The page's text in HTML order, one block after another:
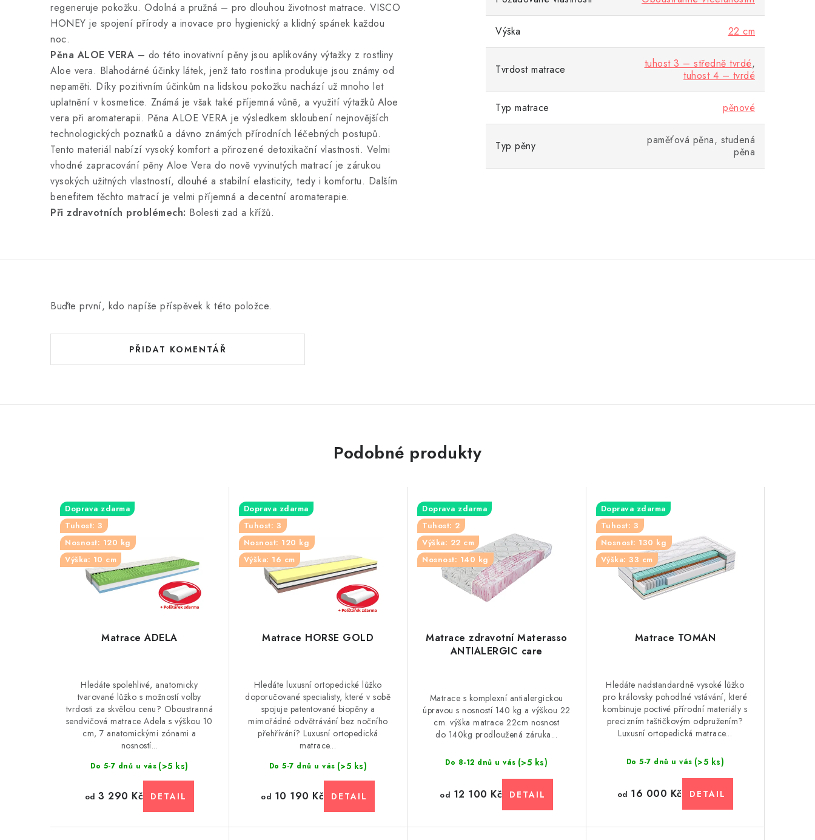
regeneruje pokožku. Odolná a pružná – pro dlouhou životnost matrace. VISCO
HONEY je spojení přírody a inovace pro hygienický a klidný spánek každou
noc.
Pěna ALOE VERA – do této inovativní pěny jsou aplikovány výtažky z rostliny
Aloe vera. Blahodárné účinky látek, jenž tato rostlina produkuje jsou známy od
nepaměti. Díky pozitivním účinkům na lidskou pokožku nachází už mnoho let
uplatnění v kosmetice. Známá je však také příjemná vůně, a využití výtažků Aloe
vera při aromaterapii. Pěna ALOE VERA je výsledkem skloubení nejnovějších
technologických poznatků a dávno známých přírodních léčebných postupů.
Tento materiál nabízí vysoký komfort a přirozené detoxikační vlastnosti. Velmi
vhodné zapracování pěny Aloe Vera do nově vyvinutých matrací je zárukou
vysokých užitných vlastností, dlouhé a stabilní elasticity, tedy i komfortu. Dalším
benefitem těchto matrací je velmi příjemná a decentní aromaterapie.
Při zdravotních problémech: Bolesti zad a křížů.
Výška 22 cm
Tvrdost matrace tuhost 3 – středně tvrdé,
tuhost 4 – tvrdé
Typ matrace pěnové
Typ pěny
paměťová pěna, studená
pěna
Buďte první, kdo napíše příspěvek k této položce.
PŘIDAT KOMENTÁŘ
Podobné produkty
Matrace ADELA
Doprava zdarma
Tuhost: 3
Nosnost: 120 kg
Výška: 10 cm
Do 5-7 dnů u vás (>5 ks)
od 3 290 Kč
Hledáte spolehlivé, anatomicky
tvarované lůžko s možností volby
tvrdosti za skvělou cenu? Oboustranná
sendvičová matrace Adela s výškou 10
cm, 7 anatomickými zónami a
nosností...
Matrace HORSE GOLD
Doprava zdarma
Tuhost: 3
Nosnost: 120 kg
Výška: 16 cm
Do 5-7 dnů u vás (>5 ks)
od 10 190 Kč
Hledáte luxusní ortopedické lůžko
doporučované specialisty, které v sobě
spojuje patentované biopěny a
mimořádné odvětrávání bez nočního
přehřívání? Luxusní ortopedická
matrace...
Matrace zdravotní Materasso
ANTIALERGIC care
Doprava zdarma
Tuhost: 2
Výška: 22 cm
Nosnost: 140 kg
Do 8-12 dnů u vás (>5 ks)
od 12 100 Kč
Matrace s komplexní antialergickou
úpravou s nosností 140 kg a výškou 22
cm. výška matrace 22cm nosnost
do 140kg prodloužená záruka...
Matrace TOMAN
Doprava zdarma
Tuhost: 3
Nosnost: 130 kg
Výška: 33 cm
Do 5-7 dnů u vás (>5 ks)
od 16 000 Kč
Hledáte nadstandardně vysoké lůžko
pro královsky pohodlné vstávání, které
kombinuje poctivé přírodní materiály s
precizním taštičkovým odpružením?
Luxusní ortopedická matrace...